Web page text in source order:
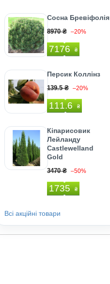
Сосна Бревіфолія
8970 ₴ –20%
7176 ₴
Персик Коллінз
139.5 ₴ –20%
111.6 ₴
Кіпарисовик
Лейланду
Castlewelland
Gold
3470 ₴ –50%
1735 ₴
Всі акційні товари